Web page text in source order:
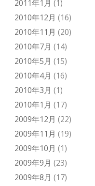
2011年1月 (1)
2010年12月 (16)
2010年11月 (20)
2010年7月 (14)
2010年5月 (15)
2010年4月 (16)
2010年3月 (1)
2010年1月 (17)
2009年12月 (22)
2009年11月 (19)
2009年10月 (1)
2009年9月 (23)
2009年8月 (17)